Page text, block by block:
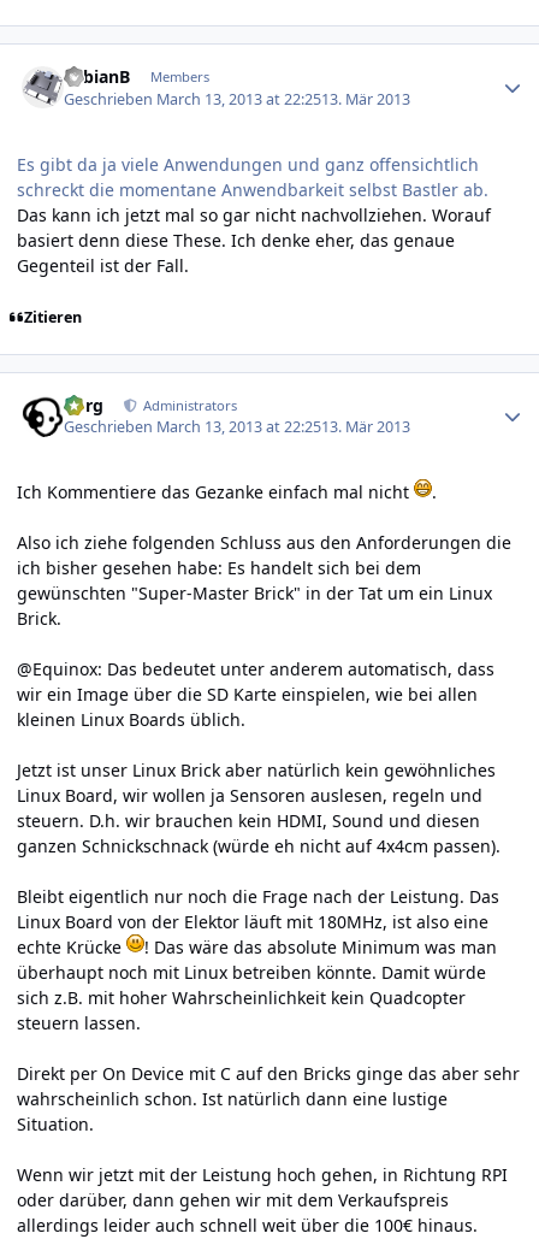
FabianB Members
Geschrieben March 13, 2013 at 22:2513. Mär 2013
Es gibt da ja viele Anwendungen und ganz offensichtlich
schreckt die momentane Anwendbarkeit selbst Bastler ab.
Das kann ich jetzt mal so gar nicht nachvollziehen. Worauf
basiert denn diese These. Ich denke eher, das genaue
Gegenteil ist der Fall.
Zitieren
borg Administrators
Geschrieben March 13, 2013 at 22:2513. Mär 2013
Ich Kommentiere das Gezanke einfach mal nicht .
Also ich ziehe folgenden Schluss aus den Anforderungen die
ich bisher gesehen habe: Es handelt sich bei dem
gewünschten "Super-Master Brick" in der Tat um ein Linux
Brick.
@Equinox: Das bedeutet unter anderem automatisch, dass
wir ein Image über die SD Karte einspielen, wie bei allen
kleinen Linux Boards üblich.
Jetzt ist unser Linux Brick aber natürlich kein gewöhnliches
Linux Board, wir wollen ja Sensoren auslesen, regeln und
steuern. D.h. wir brauchen kein HDMI, Sound und diesen
ganzen Schnickschnack (würde eh nicht auf 4x4cm passen).
Bleibt eigentlich nur noch die Frage nach der Leistung. Das
Linux Board von der Elektor läuft mit 180MHz, ist also eine
echte Krücke
! Das wäre das absolute Minimum was man
überhaupt noch mit Linux betreiben könnte. Damit würde
sich z.B. mit hoher Wahrscheinlichkeit kein Quadcopter
steuern lassen.
Direkt per On Device mit C auf den Bricks ginge das aber sehr
wahrscheinlich schon. Ist natürlich dann eine lustige
Situation.
Wenn wir jetzt mit der Leistung hoch gehen, in Richtung RPI
oder darüber, dann gehen wir mit dem Verkaufspreis
allerdings leider auch schnell weit über die 100€ hinaus.